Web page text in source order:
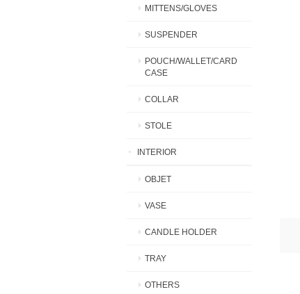
MITTENS/GLOVES
SUSPENDER
POUCH/WALLET/CARD
CASE
COLLAR
STOLE
INTERIOR
OBJET
VASE
CANDLE HOLDER
TRAY
OTHERS